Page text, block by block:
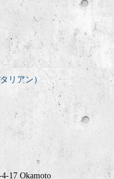
リアン）
17 Okamoto